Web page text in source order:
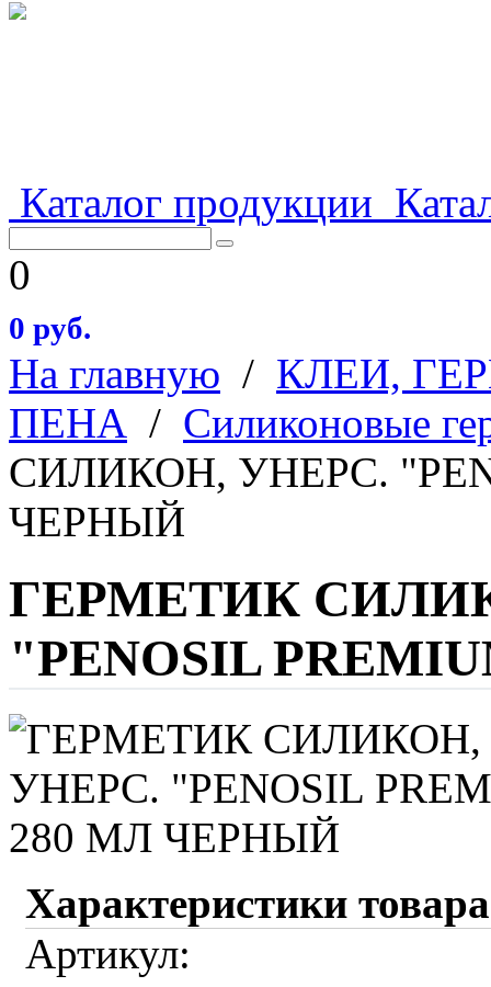
Каталог продукции
0
0 руб.
На главную / КЛЕИ,
ПЕНА / Силиконовые
СИЛИКОН, УНЕРС.
ЧЕРНЫЙ
ГЕРМЕТИК
"PENOSIL
Характеристики
Артикул: